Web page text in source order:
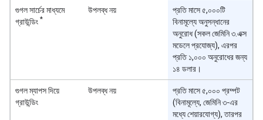
গুগল সার্চের মাধ্যমে
গ্রাউন্ডিং *
উপলব্ধ নয়
প্রতি মাসে ৫,০০০টি
বিনামূল্যে অনুসন্ধানের
অনুরোধ (সকল জেমিনি ৩.এক্স
মডেলে প্রযোজ্য), এরপর
প্রতি ১,০০০ অনুরোধের জন্য
১৪ ডলার।
গুগল ম্যাপস দিয়ে
গ্রাউন্ডিং
উপলব্ধ নয়
প্রতি মাসে ৫,০০০ প্রম্পট
(বিনামূল্যে, জেমিনি ৩-এর
মধ্যে শেয়ারযোগ্য), তারপর